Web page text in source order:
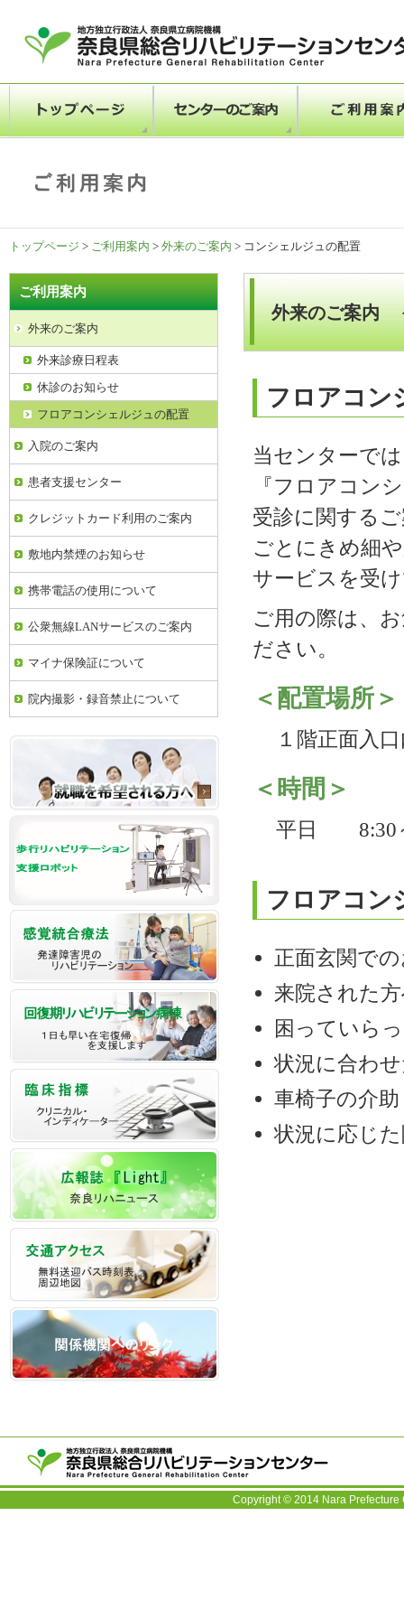
トップページ > ご利用案内 > 外来のご案内 > コンシェルジュの配置
外来のご案内
フロアコン
当センターで
『フロアコン
受診に関する
ごとにきめ細
サービスを受
ご用の際は、
ださい。
＜配置場所＞
１階正面入
＜時間＞
平日 8:30～
フロアコン
正面玄関で
来院された
困っていら
状況に合わ
車椅子の介助
状況に応じ
ご利用案内
外来のご案内
外来診療日程表
休診のお知らせ
フロアコンシェルジュの配置
入院のご案内
患者支援センター
クレジットカード利用のご案内
敷地内禁煙のお知らせ
携帯電話の使用について
公衆無線LANサービスのご案内
マイナ保険証について
院内撮影・録音禁止について
Copyright © 2014 Nara